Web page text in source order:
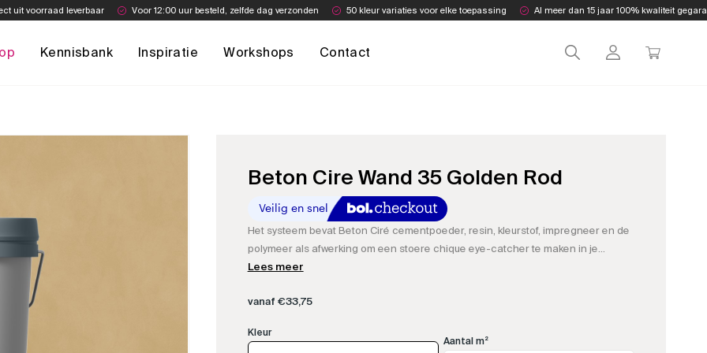
uit voorraad leverbaar Voor 12:00 uur besteld, zelfde dag verzonden 50 kleur variaties voor elke toepassing Al meer dan 15 jaar 100% kwaliteit
Kennisbank Inspiratie Workshops Contact
Beton Cire Wand 35 Golden Rod
Het systeem bevat Beton Ciré cementpoeder, resin, kleurstof, impregneer en de
polymeer als afwerking om een stoere chique eye-catcher te maken in je
woonkamer of hal.
Lees meer
vanaf €33,75
Aantal m²